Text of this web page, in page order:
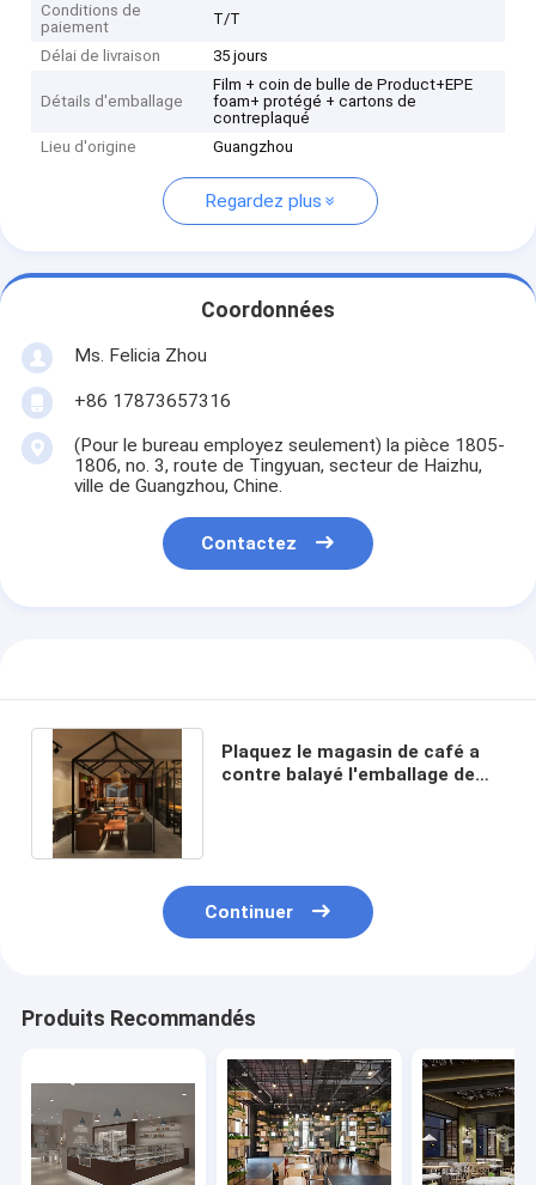
Conditions de
paiement
T/T
Délai de livraison 35 jours
Détails d'emballage
Film + coin de bulle de Product+EPE
foam+ protégé + cartons de
contreplaqué
Lieu d'origine
Guangzhou
Regardez plus
Coordonnées
Ms. Felicia Zhou
+86 17873657316
(Pour le bureau employez seulement) la pièce 1805-
1806, no. 3, route de Tingyuan, secteur de Haizhu,
ville de Guangzhou, Chine.
Contactez
Plaquez le magasin de café a
contre balayé l'emballage de
Continuer
Produits Recommandés